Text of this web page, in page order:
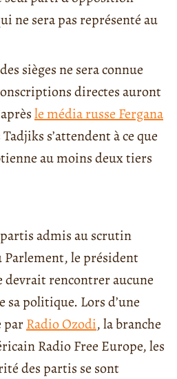
ne sera pas représenté au
sièges ne sera connue
directes auront
le média russe Fergana
s’attendent à ce que
au moins deux tiers
admis au scrutin
Parlement, le président
devrait rencontrer aucune
politique. Lors d’une
parRadio Ozodi, la branche
Radio Free Europe, les
des partis se sont